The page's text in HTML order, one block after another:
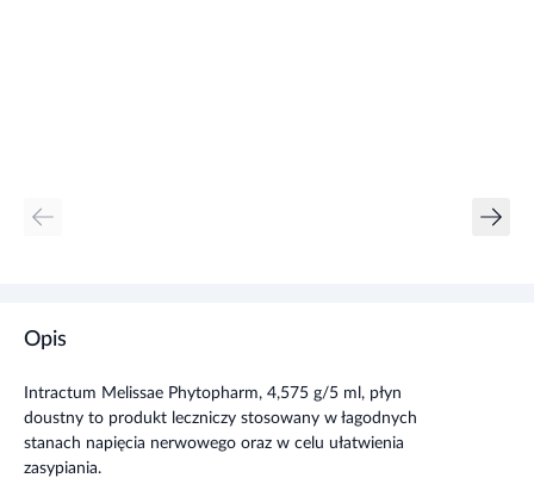
Opis
Intractum Melissae Phytopharm, 4,575 g/5 ml, płyn
doustny to produkt leczniczy stosowany w łagodnych
stanach napięcia nerwowego oraz w celu ułatwienia
zasypiania.